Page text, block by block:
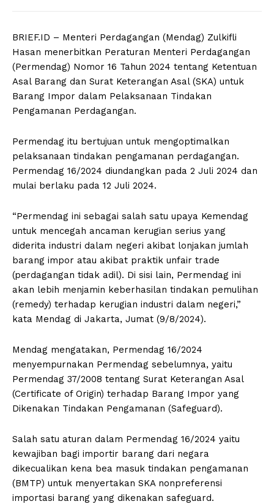
BRIEF.ID – Menteri Perdagangan (Mendag) Zulkifli
Hasan menerbitkan Peraturan Menteri Perdagangan
(Permendag) Nomor 16 Tahun 2024 tentang Ketentuan
Asal Barang dan Surat Keterangan Asal (SKA) untuk
Barang Impor dalam Pelaksanaan Tindakan
Pengamanan Perdagangan.
Permendag itu bertujuan untuk mengoptimalkan
pelaksanaan tindakan pengamanan perdagangan.
Permendag 16/2024 diundangkan pada 2 Juli 2024 dan
mulai berlaku pada 12 Juli 2024.
“Permendag ini sebagai salah satu upaya Kemendag
untuk mencegah ancaman kerugian serius yang
diderita industri dalam negeri akibat lonjakan jumlah
barang impor atau akibat praktik unfair trade
(perdagangan tidak adil). Di sisi lain, Permendag ini
akan lebih menjamin keberhasilan tindakan pemulihan
(remedy) terhadap kerugian industri dalam negeri,”
kata Mendag di Jakarta, Jumat (9/8/2024).
Mendag mengatakan, Permendag 16/2024
menyempurnakan Permendag sebelumnya, yaitu
Permendag 37/2008 tentang Surat Keterangan Asal
(Certificate of Origin) terhadap Barang Impor yang
Dikenakan Tindakan Pengamanan (Safeguard).
Salah satu aturan dalam Permendag 16/2024 yaitu
kewajiban bagi importir barang dari negara
dikecualikan kena bea masuk tindakan pengamanan
(BMTP) untuk menyertakan SKA nonpreferensi
importasi barang yang dikenakan safeguard.